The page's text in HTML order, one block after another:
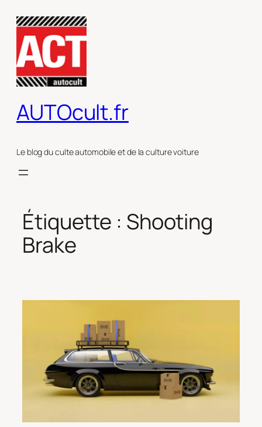
contenu
AUTOcult.fr
Le blog du culte automobile et de la culture voiture
Étiquette : Shooting
Brake